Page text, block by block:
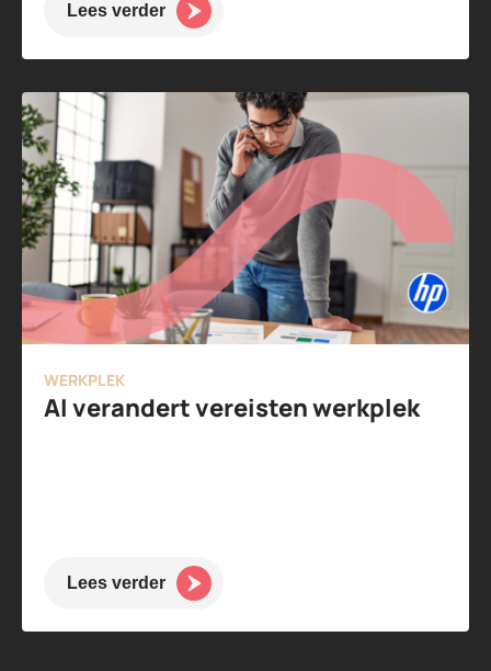
Lees verder
WERKPLEK
AI verandert vereisten werkplek
Lees verder